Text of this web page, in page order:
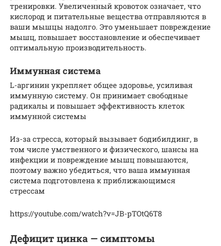
тренировки. Увеличенный кровоток означает, что
кислород и питательные вещества отправляются в
ваши мышцы надолго. Это уменьшает повреждение
мышц, повышает восстановление и обеспечивает
оптимальную производительность.
Иммунная система
L-аргинин укрепляет общее здоровье, усиливая
иммунную систему. Он принимает свободные
радикалы и повышает эффективность клеток
иммунной системы
Из-за стресса, который вызывает бодибилдинг, в
том числе умственного и физического, шансы на
инфекции и повреждение мышц повышаются,
поэтому важно убедиться, что ваша иммунная
система подготовлена к приближающимся
стрессам
https://youtube.com/watch?v=JB-pTOtQ6T8
Дефицит цинка — симптомы